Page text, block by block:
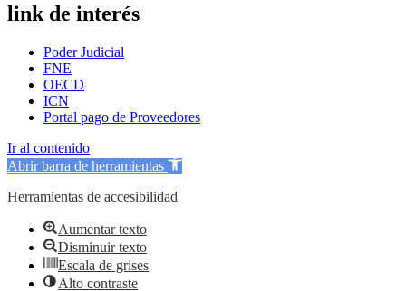
link de interés
Poder Judicial
FNE
OECD
ICN
Portal pago de Proveedores
Ir al contenido
Abrir barra de herramientas
Herramientas de accesibilidad
Aumentar texto
Disminuir texto
Escala de grises
Alto contraste